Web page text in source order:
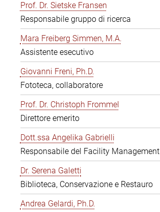
Prof. Dr. Sietske Fransen
Responsabile gruppo di ricerca
Mara Freiberg Simmen, M.A.
Assistente esecutivo
Giovanni Freni, Ph.D.
Fototeca, collaboratore
Prof. Dr. Christoph Frommel
Direttore emerito
Dott.ssa Angelika Gabrielli
Responsabile del Facility Management
Dr. Serena Galetti
Biblioteca, Conservazione e Restauro
Andrea Gelardi, Ph.D.